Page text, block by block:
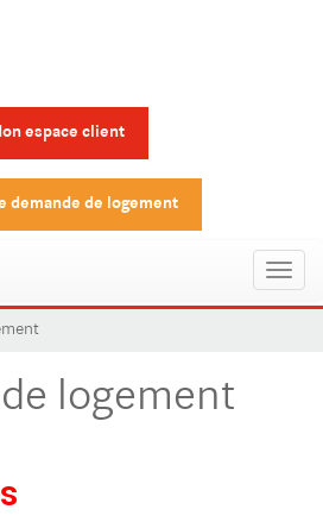
espace client
demande de logement
logement